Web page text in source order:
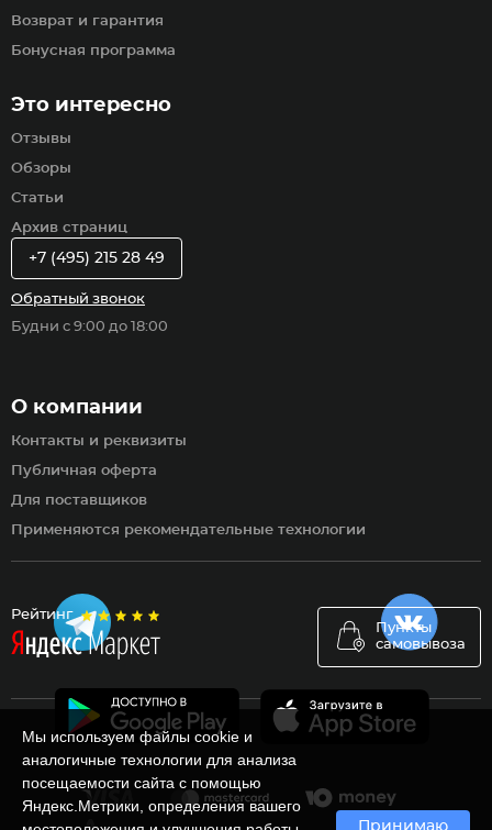
Рейтинг
Пункты
самовывоза
Возврат и гарантия
Бонусная программа
Это интересно
Отзывы
Обзоры
Статьи
Архив страниц
О компании
Контакты и реквизиты
Публичная оферта
Для поставщиков
Применяются рекомендательные технологии
+7 (495) 215 28 49
Обратный звонок
Будни с 9:00 до 18:00
Мы используем файлы cookie и
аналогичные технологии для анализа
посещаемости сайта с помощью
Яндекс.Метрики, определения вашего
Принимаю